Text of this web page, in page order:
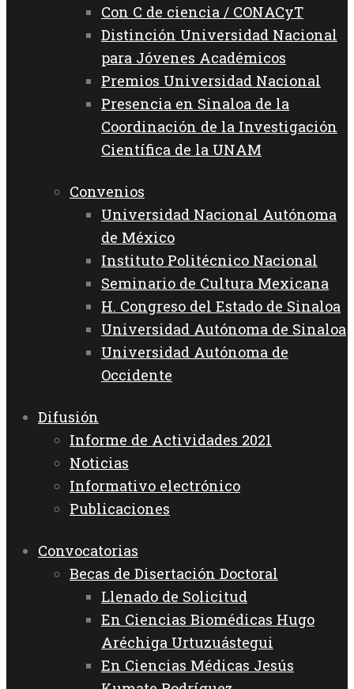
Con C de ciencia / CONACyT
Distinción Universidad Nacional
para Jóvenes Académicos
Premios Universidad Nacional
Presencia en Sinaloa de la
Coordinación de la Investigación
Científica de la UNAM
Convenios
Universidad Nacional Autónoma
de México
Instituto Politécnico Nacional
Seminario de Cultura Mexicana
H. Congreso del Estado de Sinaloa
Universidad Autónoma de Sinaloa
Universidad Autónoma de
Occidente
Difusión
Informe de Actividades 2021
Noticias
Informativo electrónico
Publicaciones
Convocatorias
Becas de Disertación Doctoral
Llenado de Solicitud
En Ciencias Biomédicas Hugo
Aréchiga Urtuzuástegui
En Ciencias Médicas Jesús